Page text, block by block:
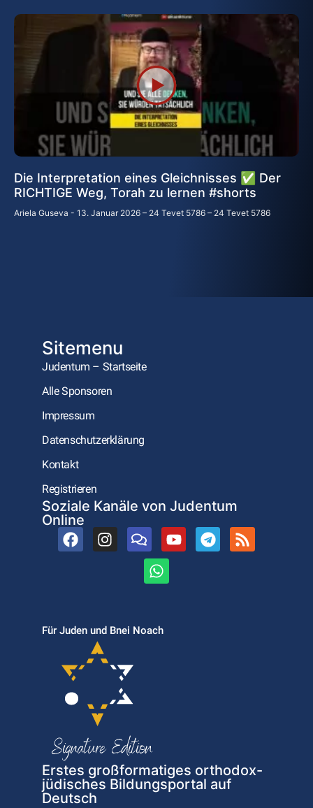
Die Interpretation eines Gleichnisses ✅ Der
RICHTIGE Weg, Torah zu lernen #shorts
Ariela Guseva 13. Januar 2026 – 24 Tevet 5786 – 24 Tevet 5786
Sitemenu
Judentum – Startseite
Alle Sponsoren
Impressum
Datenschutzerklärung
Kontakt
Registrieren
Soziale Kanäle von Judentum
Online
Für Juden und Bnei Noach
Erstes großformatiges orthodox-
jüdisches Bildungsportal auf
Deutsch